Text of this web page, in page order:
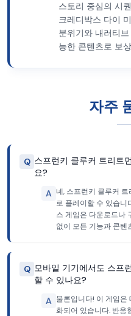
스토리 중심의 시
크레디박스 다이
분위기와 내러티
능한 콘텐츠로 보
자주
Q 스프런키 클루커 트리트
요?
A 네, 스프런키 클루커
로 플레이할 수 있습니
스 게임은 다운로드나
없이 모든 기능과 콘텐
Q 모바일 기기에서도 스프
할 수 있나요?
A 물론입니다! 이 게임은
화되어 있습니다. 반응